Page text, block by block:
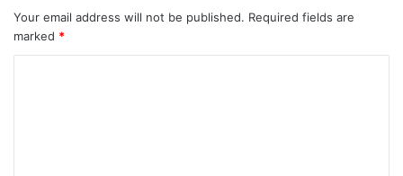
Your email address will not be published. Required fields are
marked *